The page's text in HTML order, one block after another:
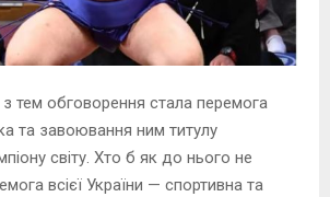
тем обговорення стала перемога
та завоювання ним титулу
світу. Хто б як до нього не
всієї України — спортивна та